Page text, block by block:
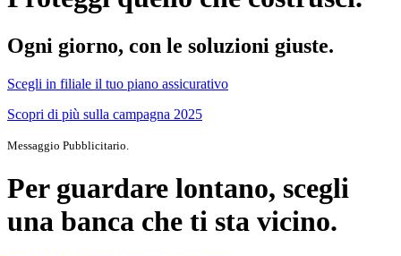
Ogni giorno, con le soluzioni giuste.
Scegli in filiale il tuo piano assicurativo
Scopri di più sulla campagna 2025
Messaggio Pubblicitario.
Per guardare lontano, scegli
una banca che ti sta vicino.